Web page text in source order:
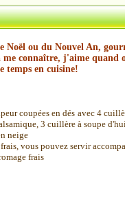
ou du Nouvel An,
me connaître, j'aime quand
temps en cuisine!
coupées en dés avec 4
3 cuillère à soupe
neige
vous pouvez servir
frais